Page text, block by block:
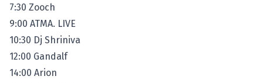
7:30 Zooch
9:00 ATMA. LIVE
10:30 Dj Shriniva
12:00 Gandalf
14:00 Arion